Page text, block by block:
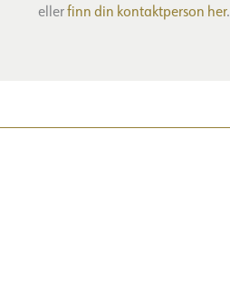
ellerfinn din kontaktperson her.